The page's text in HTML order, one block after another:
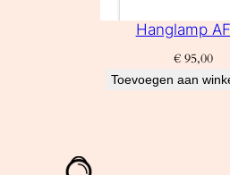
Hanglamp
€95,00
Toevoegen aan